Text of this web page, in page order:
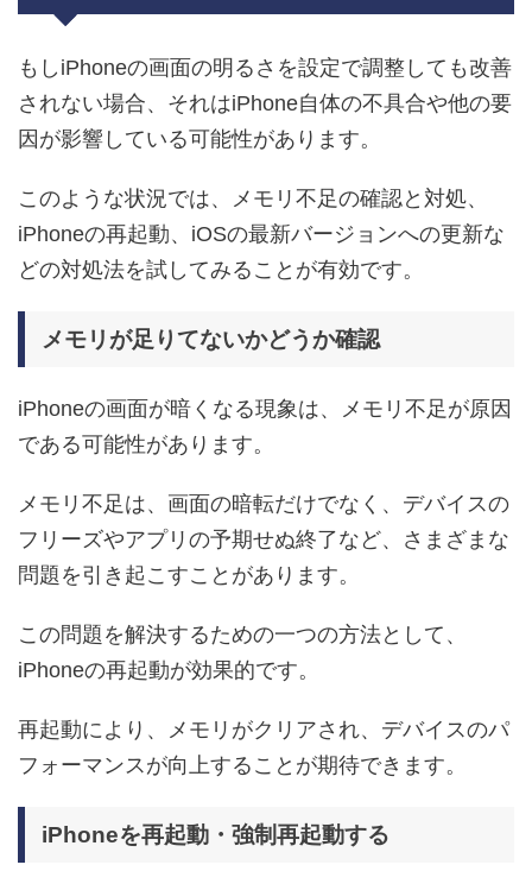
もしiPhoneの画面の明るさを設定で調整しても改善
されない場合、それはiPhone自体の不具合や他の要
因が影響している可能性があります。
このような状況では、メモリ不足の確認と対処、
iPhoneの再起動、iOSの最新バージョンへの更新な
どの対処法を試してみることが有効です。
メモリが足りてないかどうか確認
iPhoneの画面が暗くなる現象は、メモリ不足が原因
である可能性があります。
メモリ不足は、画面の暗転だけでなく、デバイスの
フリーズやアプリの予期せぬ終了など、さまざまな
問題を引き起こすことがあります。
この問題を解決するための一つの方法として、
iPhoneの再起動が効果的です。
再起動により、メモリがクリアされ、デバイスのパ
フォーマンスが向上することが期待できます。
iPhoneを再起動・強制再起動する